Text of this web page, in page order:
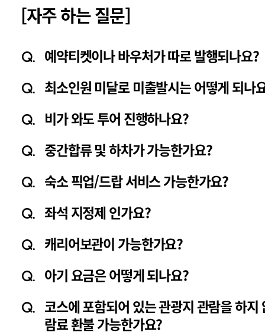
[자주 하는 질문]
Q. 예약티켓이나 바우처가 따로 발행되나요?
Q. 최소인원 미달로 미출발시는 어떻게 되나
Q. 비가 와도 투어 진행하나요?
Q. 중간합류 및 하차가 가능한가요?
Q. 숙소 픽업/드랍 서비스 가능한가요?
Q. 좌석 지정제 인가요?
Q. 캐리어보관이 가능한가요?
Q. 아기 요금은 어떻게 되나요?
Q. 코스에 포함되어 있는 관광지 관람을 하지
람료 환불 가능한가요?